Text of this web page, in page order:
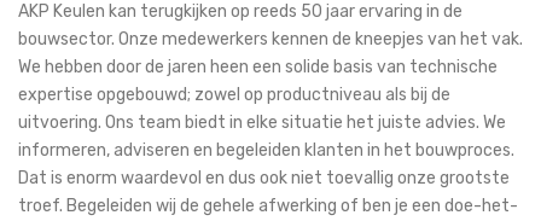
AKP Keulen kan terugkijken op reeds 50 jaar ervaring in de
bouwsector. Onze medewerkers kennen de kneepjes van het vak.
We hebben door de jaren heen een solide basis van technische
expertise opgebouwd; zowel op productniveau als bij de
uitvoering. Ons team biedt in elke situatie het juiste advies. We
informeren, adviseren en begeleiden klanten in het bouwproces.
Dat is enorm waardevol en dus ook niet toevallig onze grootste
troef. Begeleiden wij de gehele afwerking of ben je een doe-het-